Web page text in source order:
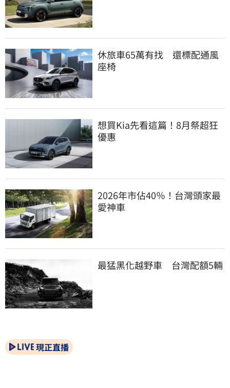
休旅車65萬有找　還標配通風
座椅
想買Kia先看這篇！8月祭超狂
優惠
2026年市佔40％！台灣頭家最
愛神車
最猛黑化越野車　台灣配額5輛
現正直播